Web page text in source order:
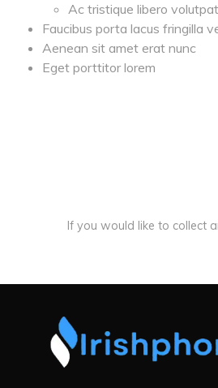
Ac tristique libero
Faucibus porta lacus fringilla
Aenean sit amet erat nunc
Eget porttitor lorem
If you would like to collect